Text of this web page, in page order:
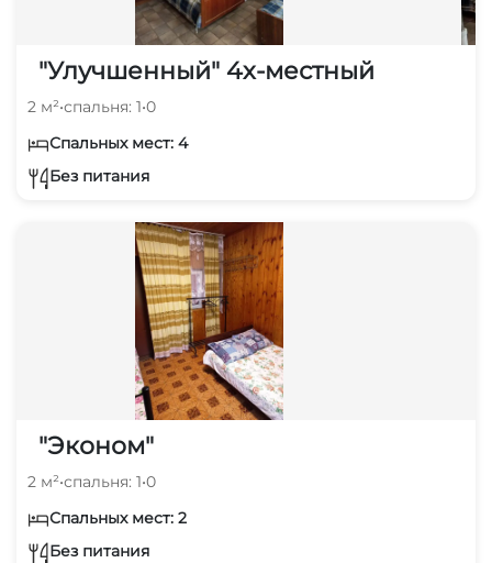
"Улучшенный" 4х-местный
2 м²•спальня: 1•0
Спальных мест: 4
Без питания
"Эконом"
2 м²•спальня: 1•0
Спальных мест: 2
Без питания